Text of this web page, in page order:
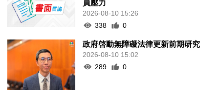
員壓力
2026-08-10 15:26
338
0
政府啓動無障礙法律更新前期研究
2026-08-10 15:02
289
0